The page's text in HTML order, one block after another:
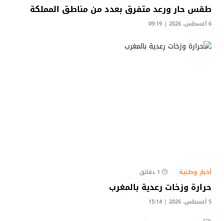
طقس حار ورعد متفرق بعدد من مناطق المملكة
6 أغسطس، 2026 | 09:19
أخبار وطنية 1 دقائق
حرارة وزخات رعدية بالمغرب
5 أغسطس، 2026 | 15:14